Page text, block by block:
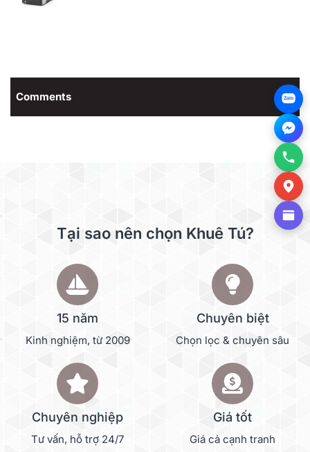
Comments
Tại sao nên chọn Khuê Tú?
15 năm
Kinh nghiệm, từ 2009
Chuyên biệt
Chọn lọc & chuyên sâu
Chuyên nghiệp
Tư vấn, hỗ trợ 24/7
Giá tốt
Giá cả cạnh tranh
Zalo